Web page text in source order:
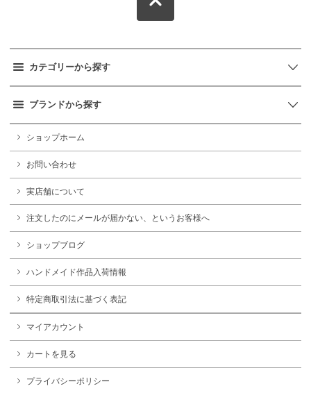
カテゴリーから探す
ブランドから探す
ショップホーム
お問い合わせ
実店舗について
注文したのにメールが届かない、というお客様へ
ショップブログ
ハンドメイド作品入荷情報
特定商取引法に基づく表記
マイアカウント
カートを見る
プライバシーポリシー